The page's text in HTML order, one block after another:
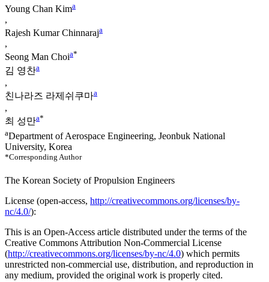
Young Chan Kima
,
Rajesh Kumar Chinnaraja
,
Seong Man Choia*
김 영찬a
,
친나라즈 라제쉬쿠마a
,
최 성만a*
aDepartment of Aerospace Engineering, Jeonbuk National
University, Korea
*Corresponding Author
The Korean Society of Propulsion Engineers
License (open-access, http://creativecommons.org/licenses/by-
nc/4.0/):
This is an Open-Access article distributed under the terms of the
Creative Commons Attribution Non-Commercial License
(http://creativecommons.org/licenses/by-nc/4.0) which permits
unrestricted non-commercial use, distribution, and reproduction in
any medium, provided the original work is properly cited.